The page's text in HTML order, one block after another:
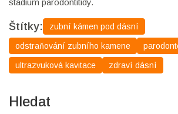
stadium parodontitidy.
Štítky: zubní kámen pod dásní
odstraňování zubního kamene
ultrazvuková kavitace zdraví dásní
Hledat